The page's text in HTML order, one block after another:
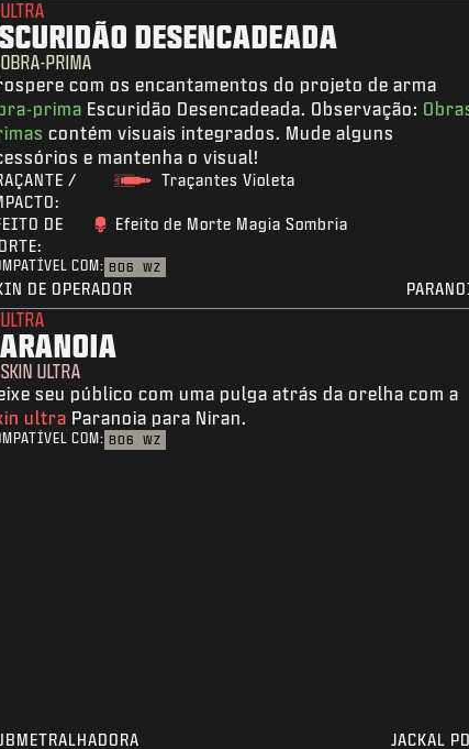
ULTRA
DESENCADEADA
OBRA-PRIMA
com os encantamentos do projeto de arma
prima Escuridão Desencadeada. Observação:
contém visuais integrados. Mude alguns
e mantenha o visual!
/
Traçantes Violeta
DE
Efeito de Morte Magia Sombria
COM: BO6 WZ
DE OPERADOR
ULTRA
SKIN ULTRA
seu público com uma pulga atrás da orelha com a
ultra Paranoia para Niran.
COM: BO6 WZ
JACKAL